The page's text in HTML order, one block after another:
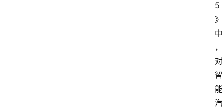
5
》
中
，
对
智
能
汽